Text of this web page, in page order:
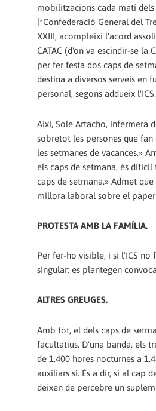
mobilitzacions cada matí dels
[*Confederació General del
XXIII, acompleixi l'acord
CATAC (d'on va escindir-se
per fer festa dos caps de
destina a diversos serveis en
personal, segons addueix l'ICS.
Així, Sole Artacho, infermera
sobretot les persones que
les setmanes de vacances.»
els caps de setmana, és
caps de setmana.» Admet
millora laboral sobre el
PROTESTA AMB LA FAMÍLIA.
Per fer-ho visible, i si l'ICS
singular: es plantegen
ALTRES GREUGES.
Amb tot, el dels caps de
facultatius. D'una banda, els
de 1.400 hores nocturnes a
auxiliars sí. És a dir, si al cap
deixen de percebre un